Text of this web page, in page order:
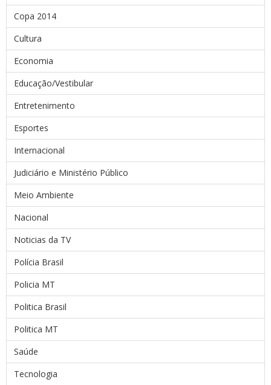
Copa 2014
Cultura
Economia
Educação/Vestibular
Entretenimento
Esportes
Internacional
Judiciário e Ministério Público
Meio Ambiente
Nacional
Noticias da TV
Polícia Brasil
Policia MT
Politica Brasil
Politica MT
Saúde
Tecnologia